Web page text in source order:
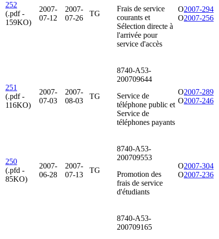
252
(.pdf -
159KO)
2007-
07-12
2007-
07-26
TG
Frais de service
courants et
Sélection directe à
l'arrivée pour
service d'accès
O2007-294
O2007-256
251
(.pdf -
116KO)
2007-
07-03
2007-
08-03
TG
8740-A53-
200709644
Service de
téléphone public et
Service de
téléphones payants
O2007-289
O2007-246
250
(.pfd -
85KO)
2007-
06-28
2007-
07-13
TG
8740-A53-
200709553
Promotion des
frais de service
d'étudiants
O2007-304
O2007-236
8740-A53-
200709165